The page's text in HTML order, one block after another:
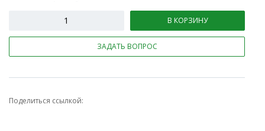
В КОРЗИНУ
ЗАДАТЬ ВОПРОС
Поделиться ссылкой: